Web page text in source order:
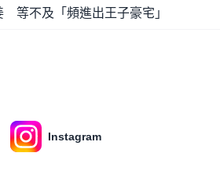
等不及「頻進出王子豪宅」
Instagram